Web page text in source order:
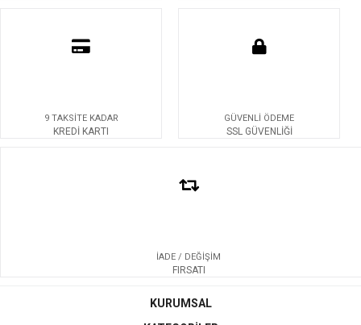
9 TAKSİTE KADAR
KREDİ KARTI
GÜVENLİ ÖDEME
SSL GÜVENLİĞİ
İADE / DEĞİŞİM
FIRSATI
KURUMSAL